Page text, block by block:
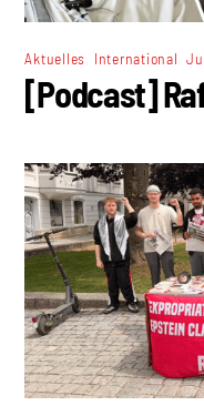
Aktuelles International ,
[Podcast]